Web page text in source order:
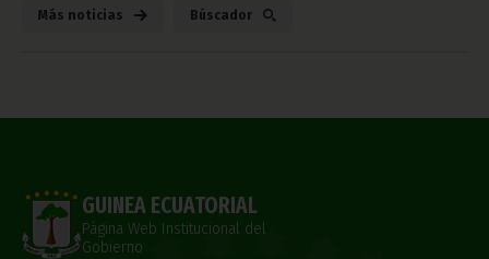
Más noticias Búscador
GUINEA ECUATORIAL
Página Web Institucional del
Gobierno